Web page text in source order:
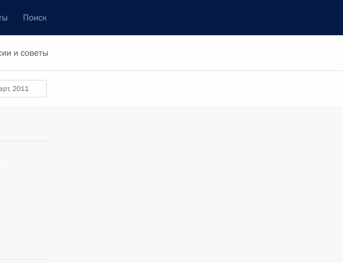
Поиск
и советы
2011